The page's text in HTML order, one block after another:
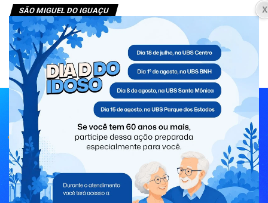
SÃO MIGUEL DO IGUAÇU
Governo Municipal realiza
Estratégia de Multivacinação para
crianças e adolescentes